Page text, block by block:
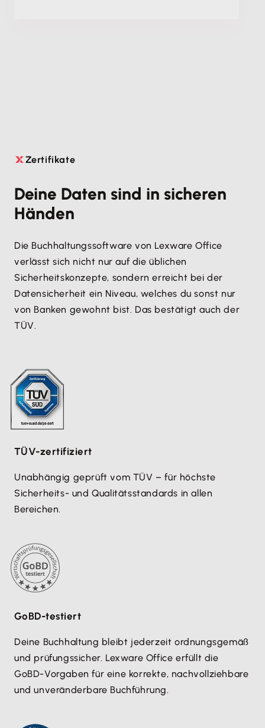
Zertifikate
Deine Daten sind in sicheren
Händen
Die Buchhaltungssoftware von Lexware Office
verlässt sich nicht nur auf die üblichen
Sicherheitskonzepte, sondern erreicht bei der
Datensicherheit ein Niveau, welches du sonst nur
von Banken gewohnt bist. Das bestätigt auch der
TÜV.
TÜV-zertifiziert
Unabhängig geprüft vom TÜV – für höchste
Sicherheits- und Qualitätsstandards in allen
Bereichen.
GoBD-testiert
Deine Buchhaltung bleibt jederzeit ordnungsgemäß
und prüfungssicher. Lexware Office erfüllt die
GoBD-Vorgaben für eine korrekte, nachvollziehbare
und unveränderbare Buchführung.